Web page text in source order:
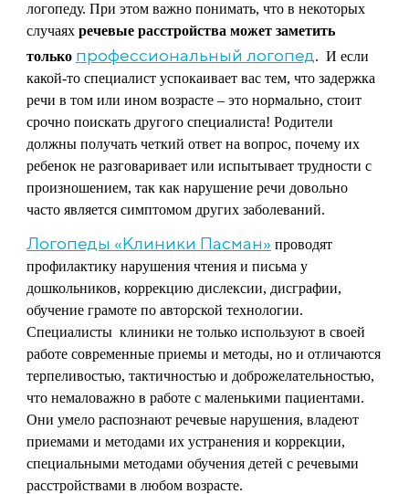
логопеду. При этом важно понимать, что в некоторых
случаях речевые расстройства может заметить
только профессиональный логопед. И если
какой-то специалист успокаивает вас тем, что задержка
речи в том или ином возрасте – это нормально, стоит
срочно поискать другого специалиста! Родители
должны получать четкий ответ на вопрос, почему их
ребенок не разговаривает или испытывает трудности с
произношением, так как нарушение речи довольно
часто является симптомом других заболеваний.
Логопеды «Клиники Пасман» проводят
профилактику нарушения чтения и письма у
дошкольников, коррекцию дислексии, дисграфии,
обучение грамоте по авторской технологии.
Специалисты клиники не только используют в своей
работе современные приемы и методы, но и отличаются
терпеливостью, тактичностью и доброжелательностью,
что немаловажно в работе с маленькими пациентами.
Они умело распознают речевые нарушения, владеют
приемами и методами их устранения и коррекции,
специальными методами обучения детей с речевыми
расстройствами в любом возрасте.